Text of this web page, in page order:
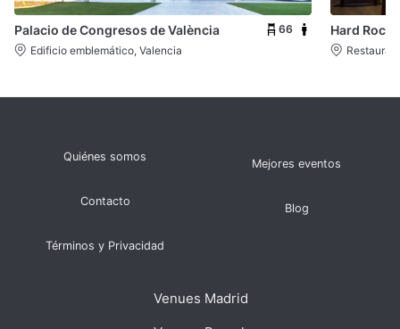
Palacio de Congresos de València
66
Edificio emblemático, Valencia
Hard Rock
Venues Madrid
Quiénes somos
Contacto
Términos y Privacidad
Mejores eventos
Blog